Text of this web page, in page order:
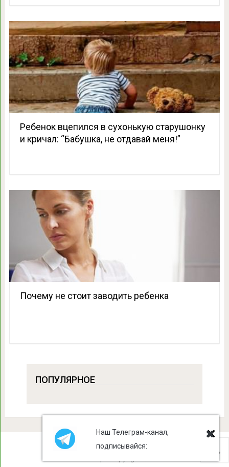
Ребенок вцепился в сухонькую старушонку
и кричал: “Бабушка, не отдавай меня!”
Почему не стоит заводить ребенка
ПОПУЛЯРНОЕ
Наш Телеграм-канал,
подписывайся: